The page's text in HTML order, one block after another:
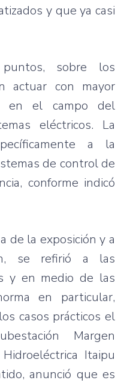
y que ya casi
puntos, sobre los
actuar con mayor
en el campo del
eléctricos. La
a la
de control de
, conforme indicó
de la exposición y a
, se refirió a las
y en medio de las
en particular,
casos prácticos el
Margen
Hidroeléctrica Itaipu
, anunció que es